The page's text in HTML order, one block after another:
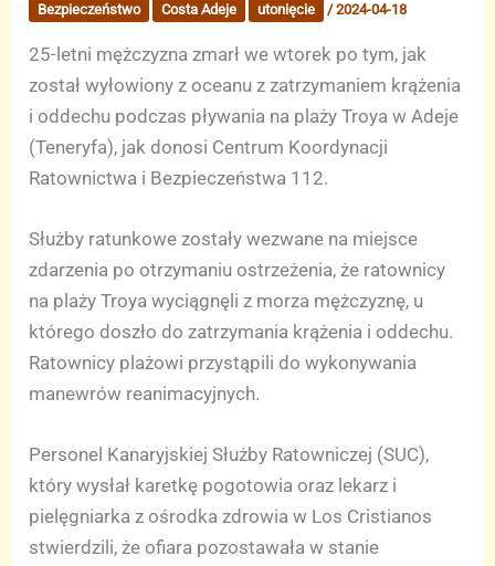
Bezpieczeństwo Costa Adeje utonięcie /2024-04-18
25-letni mężczyzna zmarł we wtorek po tym, jak
został wyłowiony z oceanu z zatrzymaniem krążenia
i oddechu podczas pływania na plaży Troya w Adeje
(Teneryfa), jak donosi Centrum Koordynacji
Ratownictwa i Bezpieczeństwa 112.
Służby ratunkowe zostały wezwane na miejsce
zdarzenia po otrzymaniu ostrzeżenia, że ratownicy
na plaży Troya wyciągnęli z morza mężczyznę, u
którego doszło do zatrzymania krążenia i oddechu.
Ratownicy plażowi przystąpili do wykonywania
manewrów reanimacyjnych.
Personel Kanaryjskiej Służby Ratowniczej (SUC),
który wysłał karetkę pogotowia oraz lekarz i
pielęgniarka z ośrodka zdrowia w Los Cristianos
stwierdzili, że ofiara pozostawała w stanie